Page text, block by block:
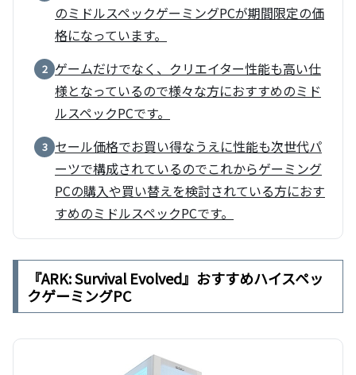
のミドルスペックゲーミングPCが期間限定の価
格になっています。
2 ゲームだけでなく、クリエイター性能も高い仕
様となっているので様々な方におすすめのミド
ルスペックPCです。
3 セール価格でお買い得なうえに性能も次世代パ
ーツで構成されているのでこれからゲーミング
PCの購入や買い替えを検討されている方におす
すめのミドルスペックPCです。
『ARK: Survival Evolved』おすすめハイスペッ
クゲーミングPC